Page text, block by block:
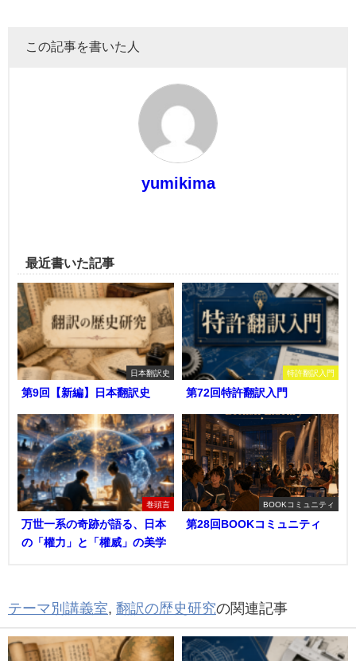
この記事を書いた人
yumikima
最近書いた記事
日本翻訳史
第9回【新編】日本翻訳史
特許翻訳入門
第72回特許翻訳入門
巻頭言
万世一系の奇跡が語る、日本
の「權力」と「權威」の美学
BOOKコミュニティ
第28回BOOKコミュニティ
テーマ別講義室 翻訳の歴史研究の関連記事